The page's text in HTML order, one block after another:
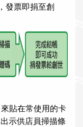
發票即捐至創
貼在常使用的卡
示供店員掃描條